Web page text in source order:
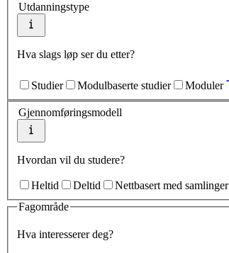
Utdanningstype
Hva slags løp ser du etter?
Studier Modulbaserte studier Moduler
Gjennomføringsmodell
Hvordan vil du studere?
Heltid Deltid Nettbasert med samlinger
Fagområde
Hva interesserer deg?